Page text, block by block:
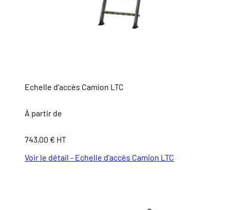
Echelle d'accès Camion LTC
À partir de
743,00 € HT
Voir le détail - Echelle d'accès Camion LTC